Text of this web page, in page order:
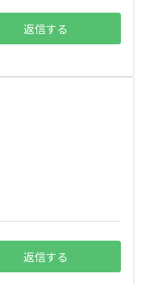
返信する
返信する